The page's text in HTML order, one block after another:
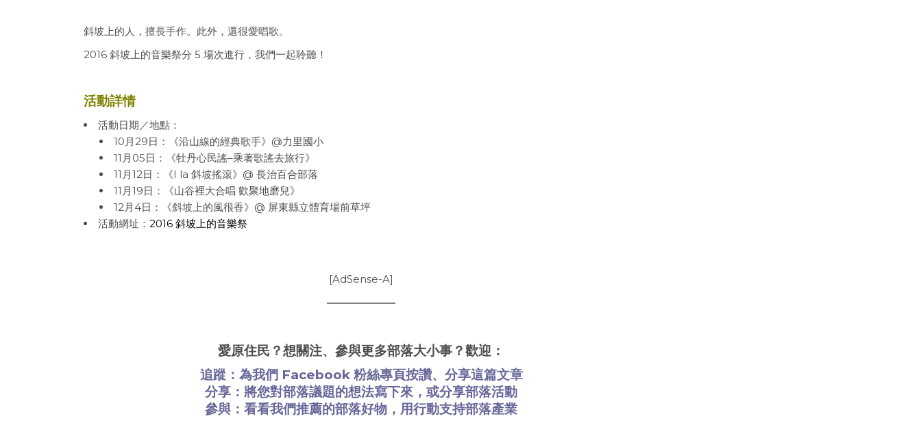
斜坡上的人，擅長手作。此外，還很愛唱歌。
2016 斜坡上的音樂祭分 5 場次進行，我們一起聆聽！
活動詳情
活動日期／地點：
10月29日：《沿山線的經典歌手》@力里國小
11月05日：《牡丹心民謠–乘著歌謠去旅行》
11月12日：《I la 斜坡搖滾》@ 長治百合部落
11月19日：《山谷裡大合唱 歡聚地磨兒》
12月4日：《斜坡上的風很香》@ 屏東縣立體育場前草坪
活動網址： 2016 斜坡上的音樂祭
[AdSense-A]
愛原住民？想關注、參與更多部落大小事？歡迎：
追蹤：為我們 Facebook 粉絲專頁按讚、分享這篇文章
分享：將您對部落議題的想法寫下來 ，或分享部落活動
參與：看看我們推薦的部落好物 ，用行動支持部落產業